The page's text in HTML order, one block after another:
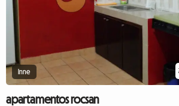
Inne
apartamentos rocsan